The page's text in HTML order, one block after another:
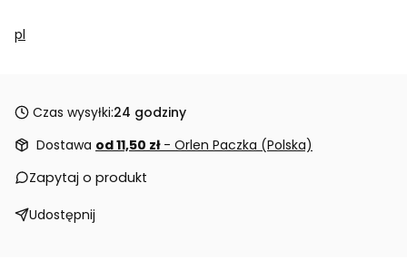
pl
Czas wysyłki:24 godziny
Dostawa od 11,50 zł - Orlen Paczka (Polska)
Zapytaj o produkt
Udostępnij